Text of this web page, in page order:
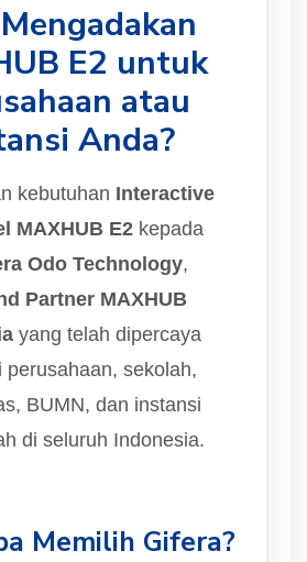
E2 untuk
atau
Anda?
kebutuhan Interactive
MAXHUB E2 kepada
Odo Technology,
Partner MAXHUB
yang telah dipercaya
perusahaan, sekolah,
BUMN, dan instansi
di seluruh Indonesia.
Memilih Gifera?